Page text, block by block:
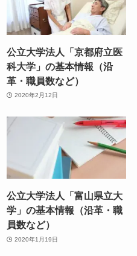
公立大学法人「京都府立医
科大学」の基本情報（沿
革・職員数など）
2020年2月12日
公立大学法人「富山県立大
学」の基本情報（沿革・職
員数など）
2020年1月19日